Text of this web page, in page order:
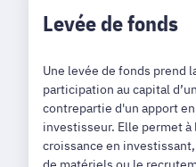
Levée de fonds
Une levée de fonds prend
participation au capital
contrepartie d'un apport
investisseur. Elle permet à
croissance en